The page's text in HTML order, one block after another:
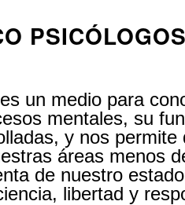
un medio para
mentales, su
y nos permite
áreas menos
de nuestro
libertad y